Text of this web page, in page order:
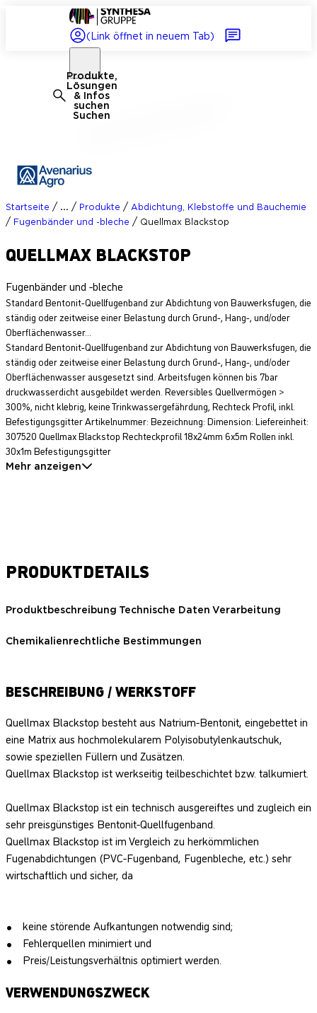
(Link öffnet in neuem Tab)
Produkte,
Lösungen
& Infos
suchen
Suchen
Startseite / ... / Produkte / Abdichtung, Klebstoffe und Bauchemie
/ Fugenbänder und -bleche / Quellmax Blackstop
QUELLMAX BLACKSTOP
Fugenbänder und -bleche
Standard Bentonit-Quellfugenband zur Abdichtung von Bauwerksfugen, die
ständig oder zeitweise einer Belastung durch Grund-, Hang-, und/oder
Oberflächenwasser...
Standard Bentonit-Quellfugenband zur Abdichtung von Bauwerksfugen, die
ständig oder zeitweise einer Belastung durch Grund-, Hang-, und/oder
Oberflächenwasser ausgesetzt sind. Arbeitsfugen können bis 7bar
druckwasserdicht ausgebildet werden. Reversibles Quellvermögen >
300%, nicht klebrig, keine Trinkwassergefährdung, Rechteck Profil, inkl.
Befestigungsgitter Artikelnummer: Bezeichnung: Dimension: Liefereinheit:
307520 Quellmax Blackstop Rechteckprofil 18x24mm 6x5m Rollen inkl.
30x1m Befestigungsgitter
Mehr anzeigen
PRODUKTDETAILS
Produktbeschreibung Technische Daten Verarbeitung
Chemikalienrechtliche Bestimmungen
BESCHREIBUNG / WERKSTOFF
Quellmax Blackstop besteht aus Natrium-Bentonit, eingebettet in
eine Matrix aus hochmolekularem Polyisobutylenkautschuk,
sowie speziellen Füllern und Zusätzen.
Quellmax Blackstop ist werkseitig teilbeschichtet bzw. talkumiert.
Quellmax Blackstop ist ein technisch ausgereiftes und zugleich ein
sehr preisgünstiges Bentonit-Quellfugenband.
Quellmax Blackstop ist im Vergleich zu herkömmlichen
Fugenabdichtungen (PVC-Fugenband, Fugenbleche, etc.) sehr
wirtschaftlich und sicher, da
keine störende Aufkantungen notwendig sind;
Fehlerquellen minimiert und
Preis/Leistungsverhältnis optimiert werden.
VERWENDUNGSZWECK